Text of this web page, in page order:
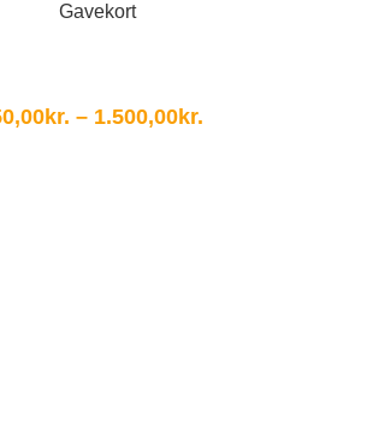
Gavekort
kr. – 1.500,00kr.